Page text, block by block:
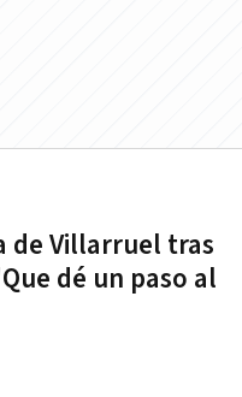
de Villarruel tras
dé un paso al